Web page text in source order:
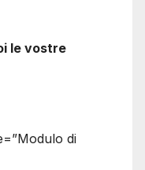
le vostre
di